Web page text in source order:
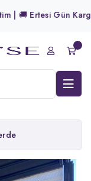
🚚 Ertesi Gün